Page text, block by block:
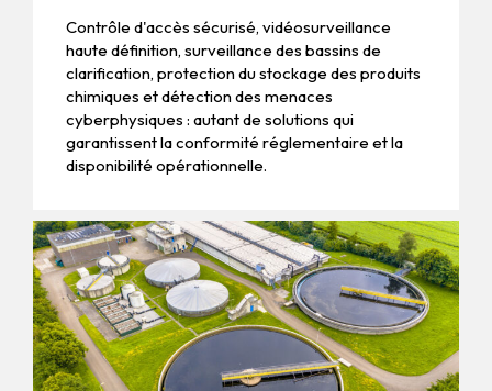
Contrôle d'accès sécurisé, vidéosurveillance
haute définition, surveillance des bassins de
clarification, protection du stockage des produits
chimiques et détection des menaces
cyberphysiques : autant de solutions qui
garantissent la conformité réglementaire et la
disponibilité opérationnelle.